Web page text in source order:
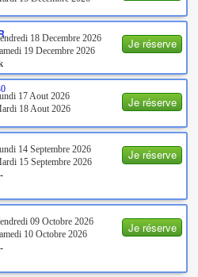
Je réserve
18 Decembre 2026
19 Decembre 2026
Je réserve
17 Aout 2026
18 Aout 2026
Je réserve
14 Septembre 2026
15 Septembre 2026
Je réserve
09 Octobre 2026
10 Octobre 2026